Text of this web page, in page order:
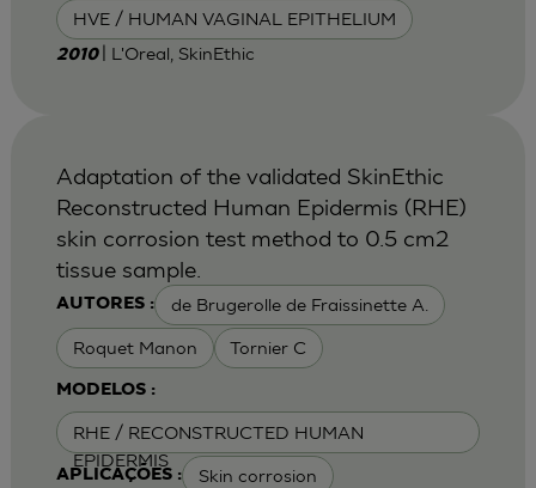
HVE / HUMAN VAGINAL EPITHELIUM
2010 | L'Oreal, SkinEthic
AUTORES : de Brugerolle de Fraissinette A.
Roquet Manon Tornier C
MODELOS :
RHE / RECONSTRUCTED HUMAN
EPIDERMIS
APLICAÇÕES : Skin corrosion
Adaptation of the validated SkinEthic
Reconstructed Human Epidermis (RHE)
skin corrosion test method to 0.5 cm2
tissue sample.